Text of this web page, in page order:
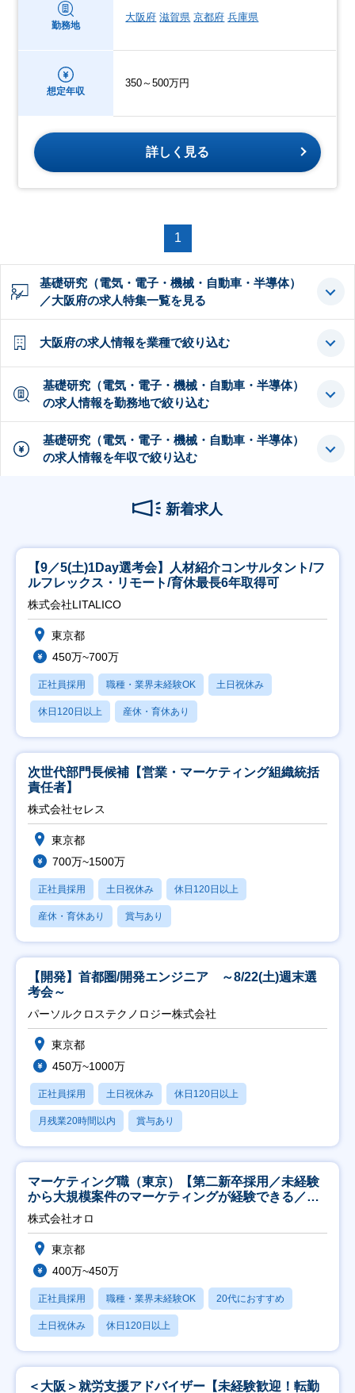
勤務地
大阪府 滋賀県 京都府 兵庫県
想定年収
350～500万円
詳しく見る
1
基礎研究（電気・電子・機械・自動車・半導体）
／大阪府の求人特集一覧を見る
大阪府の求人情報を業種で絞り込む
基礎研究（電気・電子・機械・自動車・半導体）
の求人情報を勤務地で絞り込む
基礎研究（電気・電子・機械・自動車・半導体）
の求人情報を年収で絞り込む
新着求人
【9／5(土)1Day選考会】人材紹介コンサルタント/フ
ルフレックス・リモート/育休最長6年取得可
株式会社LITALICO
東京都
450万~700万
正社員採用 職種・業界未経験OK 土日祝休み
休日120日以上 産休・育休あり
次世代部門長候補【営業・マーケティング組織統括
責任者】
株式会社セレス
東京都
700万~1500万
正社員採用 土日祝休み 休日120日以上
産休・育休あり 賞与あり
【開発】首都圏/開発エンジニア ～8/22(土)週末選
考会～
パーソルクロステクノロジー株式会社
東京都
450万~1000万
正社員採用 土日祝休み 休日120日以上
月残業20時間以内 賞与あり
マーケティング職（東京）【第二新卒採用／未経験
から大規模案件のマーケティングが経験できる／研
修充実】
株式会社オロ
東京都
400万~450万
正社員採用 職種・業界未経験OK 20代におすすめ
土日祝休み 休日120日以上
＜大阪＞就労支援アドバイザー【未経験歓迎！転勤